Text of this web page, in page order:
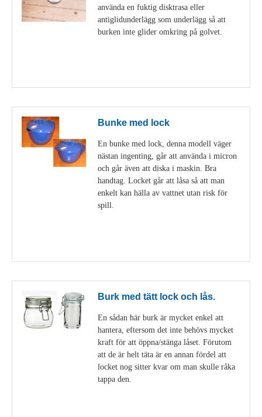
använda en fuktig disktrasa eller
antiglidunderlägg som underlägg så att
burken inte glider omkring på golvet.
Bunke med lock
En bunke med lock, denna modell väger
nästan ingenting, går att använda i micron
och går även att diska i maskin. Bra
handtag. Locket går att låsa så att man
enkelt kan hälla av vattnet utan risk för
spill.
Burk med tätt lock och lås.
En sådan här burk är mycket enkel att
hantera, eftersom det inte behövs mycket
kraft för att öppna/stänga låset. Förutom
att de är helt täta är en annan fördel att
locket nog sitter kvar om man skulle råka
tappa den.